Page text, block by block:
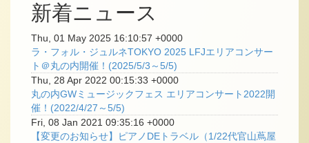
新着ニュース
Thu, 01 May 2025 16:10:57 +0000
ラ・フォル・ジュルネTOKYO 2025 LFJエリアコンサー
ト＠丸の内開催！(2025/5/3～5/5)
Thu, 28 Apr 2022 00:15:33 +0000
丸の内GWミュージックフェス エリアコンサート2022開
催！(2022/4/27～5/5)
Fri, 08 Jan 2021 09:35:16 +0000
【変更のお知らせ】ピアノDEトラベル（1/22代官山蔦屋